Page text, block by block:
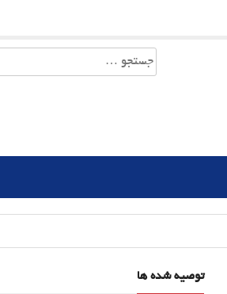
جستجو
برای:
توصیه شده ها